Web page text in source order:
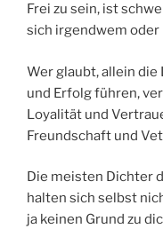
Frei zu sein, ist
sich irgendwem
Wer glaubt, allein
und Erfolg führen,
Loyalität und
Freundschaft und
Die meisten Dichter
halten sich selbst
ja keinen Grund zu